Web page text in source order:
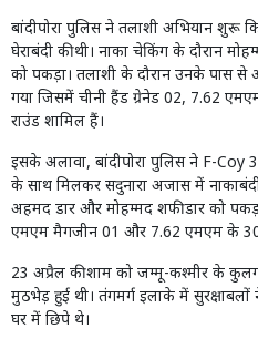
बांदीपोरा पुलिस ने तलाशी अभियान शुरू
घेराबंदी की थी। नाका चेकिंग के दौरान
को पकड़ा। तलाशी के दौरान उनके पास से
गया जिसमें चीनी हैंड ग्रेनेड 02, 7.62
राउंड शामिल हैं।
इसके अलावा, बांदीपोरा पुलिस ने F-
के साथ मिलकर सदुनारा अजास में
अहमद डार और मोहम्मद शफी डार को
एमएम मैगजीन 01 और 7.62 एमएम के 30
23 अप्रैल की शाम को जम्मू-कश्मीर के
मुठभेड़ हुई थी। तंगमर्ग इलाके में
घर में छिपे थे।